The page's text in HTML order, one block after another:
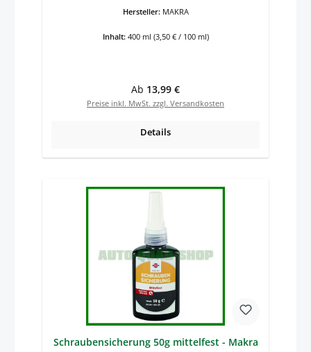
Hersteller: MAKRA
Inhalt: 400 ml (3,50 € / 100 ml)
Regulärer Preis:
Ab 13,99 €
Preise inkl. MwSt. zzgl. Versandkosten
Details
Schraubensicherung 50g mittelfest - Makra